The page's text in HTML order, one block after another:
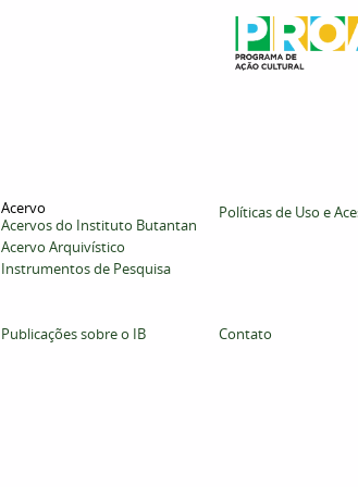
Acervo
Acervos do Instituto Butantan
Acervo Arquivístico
Instrumentos de Pesquisa
Políticas de Uso e
Publicações sobre o IB Contato